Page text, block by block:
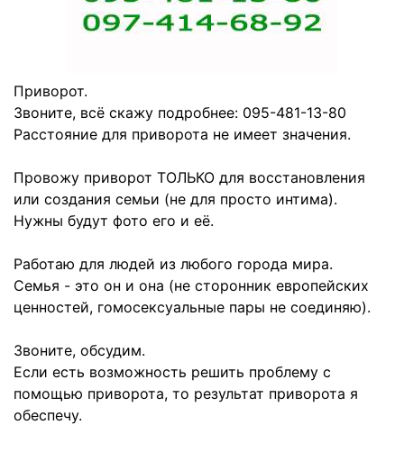
Приворот.
Звоните, всё скажу подробнее: 095-481-13-80
Расстояние для приворота не имеет значения.
Провожу приворот ТОЛЬКО для восстановления
или создания семьи (не для просто интима).
Нужны будут фото его и её.
Работаю для людей из любого города мира.
Семья - это он и она (не сторонник европейских
ценностей, гомосексуальные пары не соединяю).
Звоните, обсудим.
Если есть возможность решить проблему с
помощью приворота, то результат приворота я
обеспечу.